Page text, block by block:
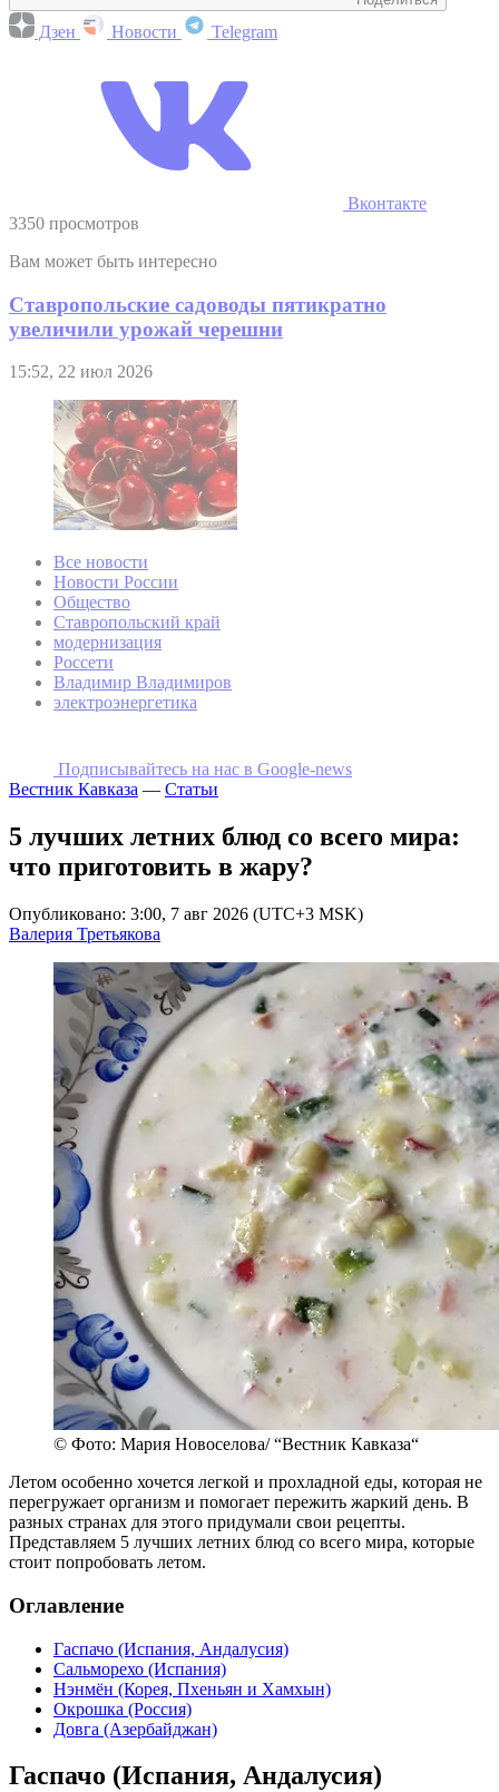
Дзен Новости Telegram
Вконтакте
3350 просмотров
Вам может быть интересно
Ставропольские садоводы пятикратно
увеличили урожай черешни
15:52, 22 июл 2026
Все новости
Новости России
Общество
Ставропольский край
модернизация
Россети
Владимир Владимиров
электроэнергетика
Подписывайтесь на наc в Google-news
Вестник Кавказа — Статьи
5 лучших летних блюд со всего мира:
что приготовить в жару?
Опубликовано: 3:00, 7 авг 2026 (UTC+3 MSK)
Валерия Третьякова
© Фото: Мария Новоселова/ “Вестник Кавказа“
Летом особенно хочется легкой и прохладной еды, которая не
перегружает организм и помогает пережить жаркий день. В
разных странах для этого придумали свои рецепты.
Представляем 5 лучших летних блюд со всего мира, которые
стоит попробовать летом.
Оглавление
Гаспачо (Испания, Андалусия)
Сальморехо (Испания)
Нэнмён (Корея, Пхеньян и Хамхын)
Окрошка (Россия)
Довга (Азербайджан)
Гаспачо (Испания, Андалусия)